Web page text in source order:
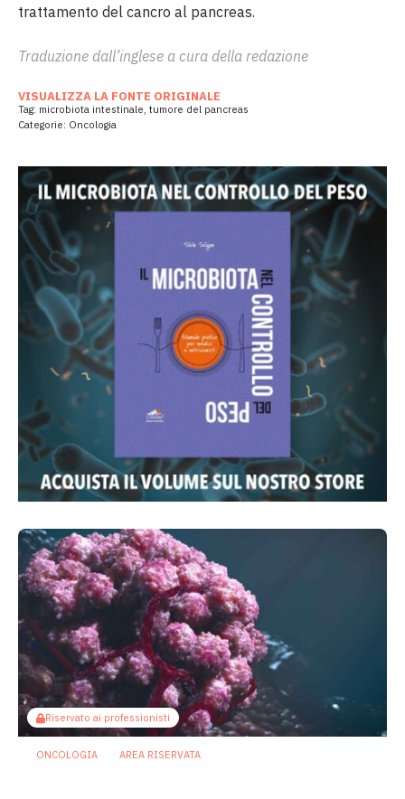
trattamento del cancro al pancreas.
Traduzione dall’inglese a cura della redazione
VISUALIZZA LA FONTE ORIGINALE
Tag: microbiota intestinale, tumore del pancreas
Categorie: Oncologia
Riservato ai professionisti
ONCOLOGIA AREA RISERVATA